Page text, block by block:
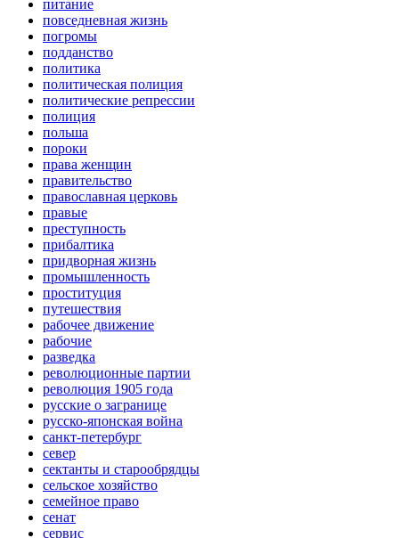
питание
повседневная жизнь
погромы
подданство
политика
политическая полиция
политические репрессии
полиция
польша
пороки
права женщин
правительство
православная церковь
правые
преступность
прибалтика
придворная жизнь
промышленность
проституция
путешествия
рабочее движение
рабочие
разведка
революционные партии
революция 1905 года
русские о загранице
русско-японская война
санкт-петербург
север
сектанты и старообрядцы
сельское хозяйство
семейное право
сенат
сервис